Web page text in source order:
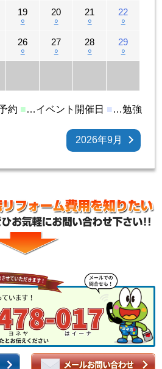
19
○
20
○
21
○
22
○
26
○
27
○
28
○
29
○
約 ■…イベント開催日 ■…勉強
2026年9月